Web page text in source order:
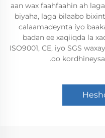
aan wax faahfaahin ah
biyaha, laga bilaabo
calaamadeynta iyo
badan ee xaqiiqda la
ISO9001, CE, iyo SGS
oo